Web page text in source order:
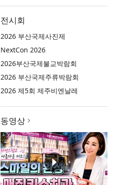
전시회
2026 부산국제사진제
NextCon 2026
2026부산국제불교박람회
2026 부산국제주류박람회
2026 제5회 제주비엔날레
동영상